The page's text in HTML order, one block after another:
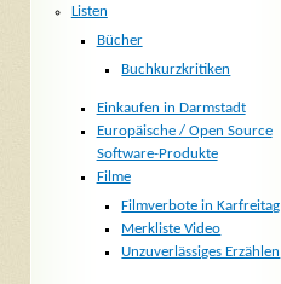
Listen
Bücher
Buchkurzkritiken
Einkaufen in Darmstadt
Europäische / Open Source
Software-Produkte
Filme
Filmverbote in Karfreitag
Merkliste Video
Unzuverlässiges Erzählen